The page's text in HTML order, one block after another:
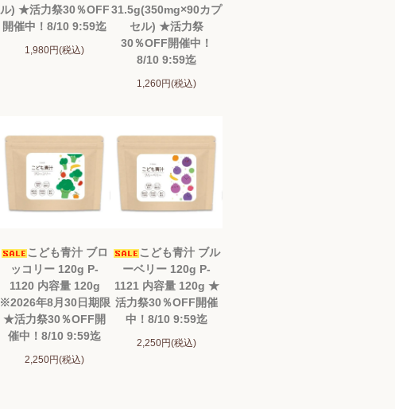
ル) ★活力祭30％OFF
開催中！8/10 9:59迄
1,980円(税込)
31.5g(350mg×90カプ
セル) ★活力祭
30％OFF開催中！
8/10 9:59迄
1,260円(税込)
こども青汁 ブロ
ッコリー 120g P-
1120 内容量 120g
※2026年8月30日期限
★活力祭30％OFF開
催中！8/10 9:59迄
2,250円(税込)
こども青汁 ブル
ーベリー 120g P-
1121 内容量 120g ★
活力祭30％OFF開催
中！8/10 9:59迄
2,250円(税込)